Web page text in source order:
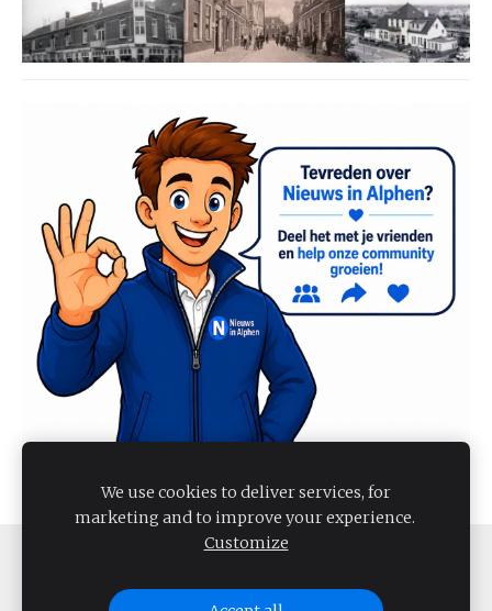
We use cookies to deliver services, for
marketing and to improve your experience.
Customize